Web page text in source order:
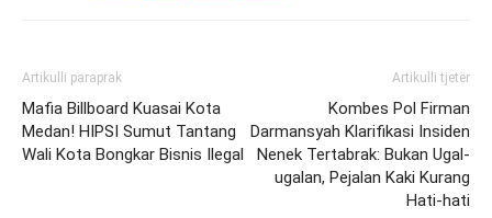
Artikulli paraprak
Mafia Billboard Kuasai Kota
Medan! HIPSI Sumut Tantang
Wali Kota Bongkar Bisnis Ilegal
Artikulli tjetër
Kombes Pol Firman
Darmansyah Klarifikasi Insiden
Nenek Tertabrak: Bukan Ugal-
ugalan, Pejalan Kaki Kurang
Hati-hati